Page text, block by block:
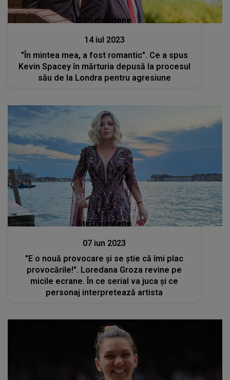
Stiri mondene
14 iul 2023
"În mintea mea, a fost romantic". Ce a spus
Kevin Spacey în mărturia depusă la procesul
său de la Londra pentru agresiune
Stiri mondene
07 iun 2023
"E o nouă provocare şi se ştie că îmi plac
provocările!". Loredana Groza revine pe
micile ecrane. În ce serial va juca și ce
personaj interpretează artista